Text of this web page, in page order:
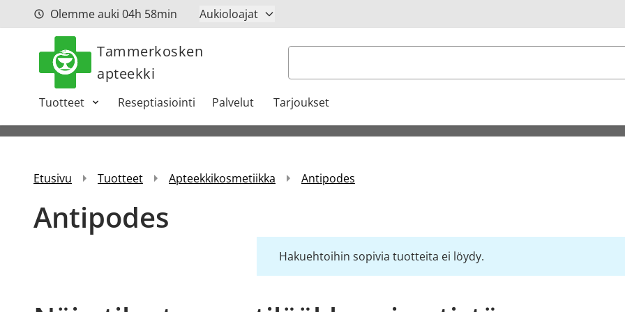
Siirry sisältöönOlemme auki 04h 58min Aukioloajat
Tammerkosken
apteekki
Haku
Tuotteet Reseptiasiointi Palvelut Tarjoukset
Etusivu Tuotteet Apteekkikosmetiikka Antipodes
Antipodes
Hakuehtoihin sopivia tuotteita ei löydy.